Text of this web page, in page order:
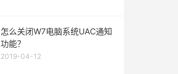
怎么关闭W7电脑系统UAC通知
功能？
2019-04-12